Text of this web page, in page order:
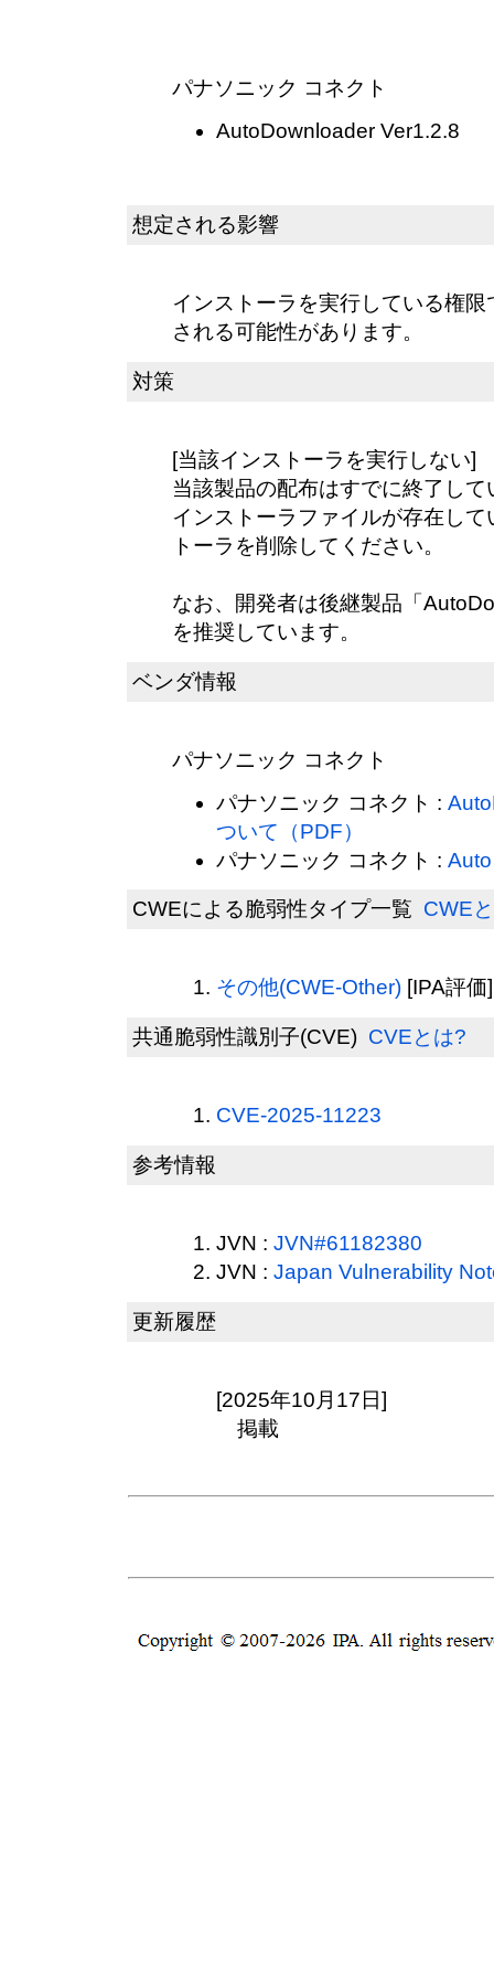
パナソニック コネクト
AutoDownloader Ver1.2.8
想定される影響
インストーラを実行している権
される可能性があります。
対策
[当該インストーラを実行しない]
当該製品の配布はすでに終了し
インストーラファイルが存在し
トーラを削除してください。
なお、開発者は後継製品「
を推奨しています。
ベンダ情報
パナソニック コネクト
パナソニック コネクト :
ついて（PDF）
パナソニック コネクト :
CWEによる脆弱性タイプ一覧 CWE
その他(CWE-Other) [IPA評価]
共通脆弱性識別子(CVE) CVEとは?
CVE-2025-11223
参考情報
JVN : JVN#61182380
JVN : Japan Vulnerability
更新履歴
[2025年10月17日]
掲載